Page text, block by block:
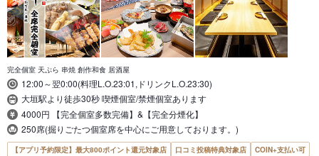
完全個室 天ぷら 串焼 創作和食 居酒屋
12:00～翌0:00(料理L.O.23:01,ドリンクL.O.23:30)
大垣駅より徒歩30秒 喫煙個室/禁煙個室あります
4000円 【完全個室多数完備】&【完全分煙化】
250席(掘りごたつ個室席を中心にご用意しております。)
【アプリ予約限定】最大800ポイント還元対象店 口コミ投稿特典対象店
COIN+支払い可